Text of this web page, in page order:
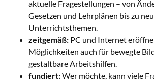
aktuelle Fragestellungen – von
Gesetzen und Lehrplänen bis zu
Unterrichtsthemen.
zeitgemäß: PC und Internet
Möglichkeiten auch für bewegte
gestaltbare Arbeitshilfen.
fundiert:Wer möchte, kann viele